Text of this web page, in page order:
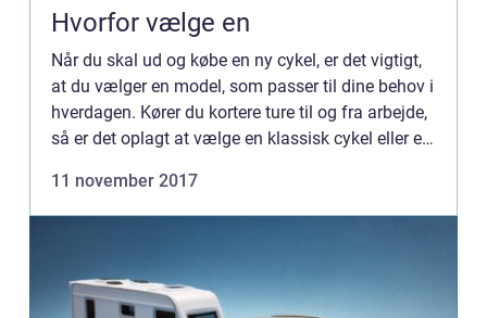
Hvorfor vælge en
Når du skal ud og købe en ny cykel, er det vigtigt,
at du vælger en model, som passer til dine behov i
hverdagen. Kører du kortere ture til og fra arbejde,
så er det oplagt at vælge en klassisk cykel eller en
11 november 2017